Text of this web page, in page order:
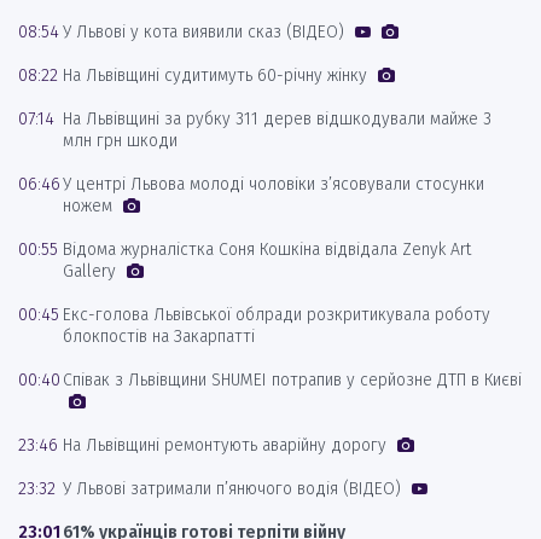
08:54У Львові у кота виявили сказ (ВІДЕО)
08:22 На Львівщині судитимуть 60-річну жінку
07:14 На Львівщині за рубку 311 дерев відшкодували майже 3
млн грн шкоди
06:46У центрі Львова молоді чоловіки з’ясовували стосунки
ножем
00:55 Відома журналістка Соня Кошкіна відвідала Zenyk Art
Gallery
00:45 Екс-голова Львівської облради розкритикувала роботу
блокпостів на Закарпатті
00:40 Співак з Львівщини SHUMEI потрапив у серйозне ДТП в Києві
23:46 На Львівщині ремонтують аварійну дорогу
23:32 У Львові затримали п’янючого водія (ВІДЕО)
23:01 61% українців готові терпіти війну